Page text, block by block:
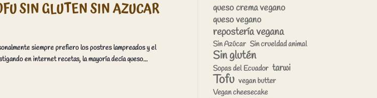
SIN GLUTEN SIN AZUCAR
siempre prefiero los postres lampreados y el
en internet recetas, la mayoría decía queso...
queso crema vegano
queso vegano
repostería vegana
Sin Azúcar Sin crueldad animal
Sin glutén
Sopas del Ecuador tarwi
Tofu vegan butter
Vegan cheesecake